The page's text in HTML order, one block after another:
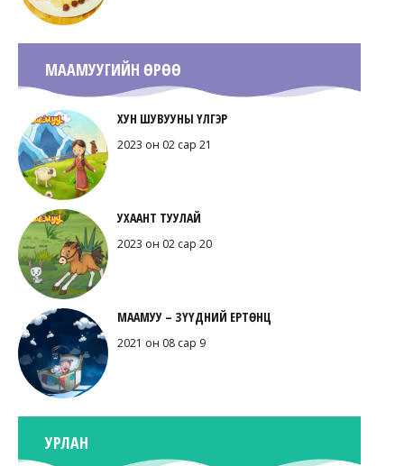
МААМУУГИЙН ӨРӨӨ
ХУН ШУВУУНЫ ҮЛГЭР
2023 он 02 сар 21
УХААНТ ТУУЛАЙ
2023 он 02 сар 20
МААМУУ – ЗҮҮДНИЙ ЕРТӨНЦ
2021 он 08 сар 9
УРЛАН